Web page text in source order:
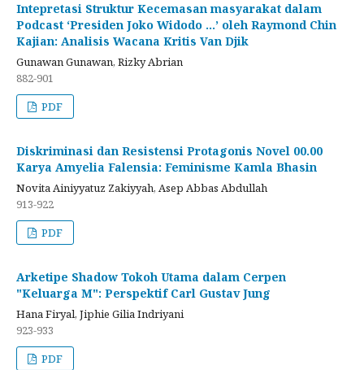
Intepretasi Struktur Kecemasan masyarakat dalam
Podcast ‘Presiden Joko Widodo …’ oleh Raymond Chin
Kajian: Analisis Wacana Kritis Van Djik
Gunawan Gunawan, Rizky Abrian
882-901
PDF
Diskriminasi dan Resistensi Protagonis Novel 00.00
Karya Amyelia Falensia: Feminisme Kamla Bhasin
Novita Ainiyyatuz Zakiyyah, Asep Abbas Abdullah
913-922
PDF
Arketipe Shadow Tokoh Utama dalam Cerpen
"Keluarga M": Perspektif Carl Gustav Jung
Hana Firyal, Jiphie Gilia Indriyani
923-933
PDF